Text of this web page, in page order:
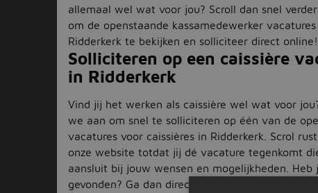
allemaal wel wat voor jou? Scroll dan snel
om de openstaande kassamedewerker vacatures
Ridderkerk te bekijken en solliciteer direct online!
Solliciteren op een caissière
in Ridderkerk
Vind jij het werken als caissière wel wat voor
we aan om snel te solliciteren op één van de
vacatures voor caissières in Ridderkerk. Scrol
onze website totdat jij dé vacature tegenkomt
aansluit bij jouw wensen en mogelijkheden. Heb
gevonden? Ga dan direct naar de